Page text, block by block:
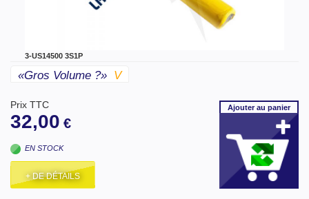
3-US14500 3S1P
«gros Volume ?» V
Prix TTC
32,00 €
EN STOCK
+ DE DÉTAILS
Ajouterau panier